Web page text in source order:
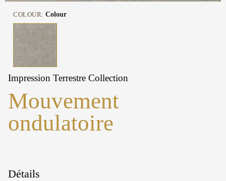
COLOUR:Colour
Impression Terrestre Collection
Mouvement
ondulatoire
Détails